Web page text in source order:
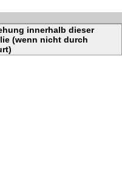
innerhalb dieser
(wenn nicht durch